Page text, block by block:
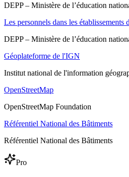
DEPP – Ministère de l’éducation
Les personnels dans les établissements
DEPP – Ministère de l’éducation
Géoplateforme de l'IGN
Institut national de l'information
OpenStreetMap
OpenStreetMap Foundation
Référentiel National des Bâtiments
Référentiel National des Bâtiments
Pro